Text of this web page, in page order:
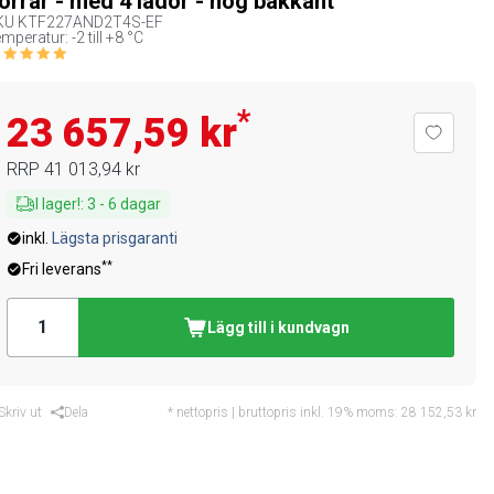
KTF227AND2T4S-EF
-2 till +8 °C
23 657,59 kr*
RRP 41 013,94 kr
I lager!: 3 - 6 dagar
inkl.
Lägsta prisgaranti
Fri leverans**
Lägg till i kundvagn
ut Dela * nettopris | bruttopris inkl. 19% moms: 28 152,53 kr